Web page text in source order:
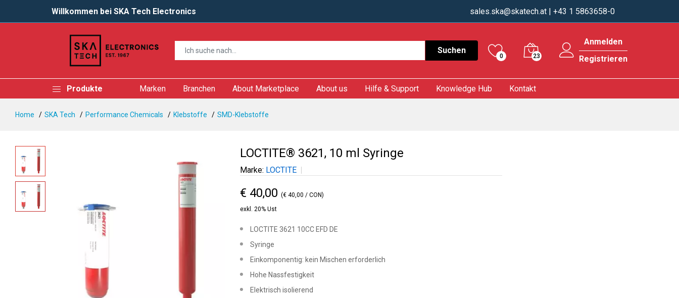
Willkommen bei SKA Tech Electronics sales.ska@skatech.at | +43 1 5863658-0
Suchen
0 23
Anmelden
Registrieren
Produkte Marken Branchen About Marketplace About us Hilfe & Support Knowledge Hub Kontakt
Home SKA Tech Performance Chemicals Klebstoffe SMD-Klebstoffe
LOCTITE® 3621, 10 ml Syringe
Marke: LOCTITE
€ 40,00 (€ 40,00 / CON)
exkl. 20% Ust
LOCTITE 3621 10CC EFD DE
Syringe
Einkomponentig: kein Mischen erforderlich
Hohe Nassfestigkeit
Elektrisch isolierend